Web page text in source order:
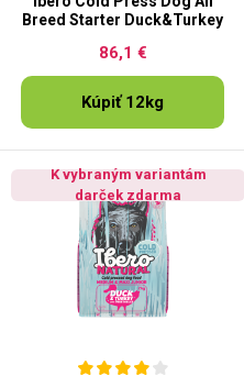
Breed Starter Duck&Turkey
86,1 €
Kúpiť 12kg
K vybraným variantám
darček zdarma